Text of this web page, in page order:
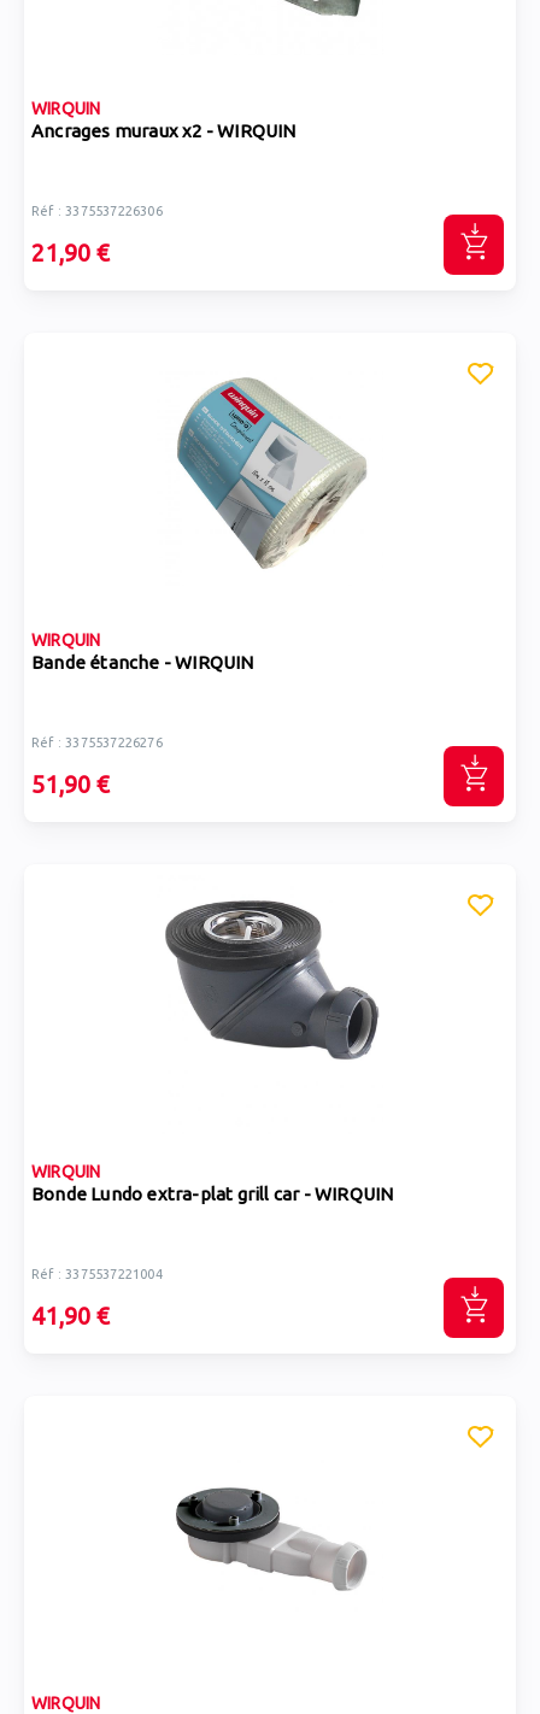
WIRQUIN
Ancrages muraux x2 - WIRQUIN
Réf : 3375537226306
21,90 €
WIRQUIN
Bande étanche - WIRQUIN
Réf : 3375537226276
51,90 €
WIRQUIN
Bonde Lundo extra-plat grill car - WIRQUIN
Réf : 3375537221004
41,90 €
WIRQUIN